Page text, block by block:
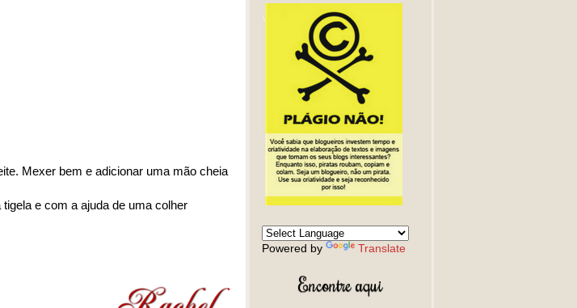
Mexer bem e adicionar uma mão cheia
e com a ajuda de uma colher
Powered by Translate
Encontre aqui